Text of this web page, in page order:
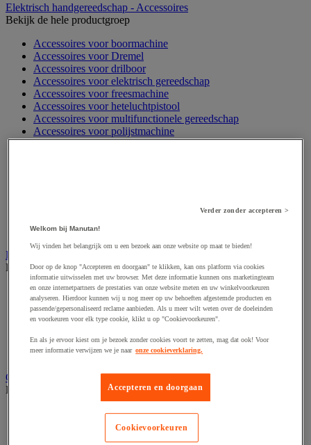
Elektrisch handgereedschap - Accessoires
Bekijk de hele productgroep
Accessoires voor boormachine
Accessoires voor Dremel
Accessoires voor drilboor
Accessoires voor elektrisch gereedschap
Accessoires voor freesmachine
Accessoires voor heteluchtpistool
Accessoires voor multifunctionele gereedschap
Accessoires voor polijstmachine
Accessoires voor schaafmachine
Accessoires voor zaag
Elektrische toebehoren en verlichting
Bekijk de hele productgroep
Accessoires voor elektrisch schakelpaneel
Batterij, oplader en kabel
Elektrische kabel
Verlengsnoer, stekkerdoos en kapelhaspel
Wandcontactdoos en schakelaar
Gereedschap opbergen
Bekijk de hele productgroep
Assortimentsdoos en gereedschapkoffer
Gereedschapskist en opbergtas
Gereedschapskoffer en versterkte kist
Verder zonder accepteren >
Welkom bij Manutan!
Wij vinden het belangrijk om u een bezoek aan onze website op maat te bieden!
Door op de knop "Accepteren en doorgaan" te klikken, kan ons platform via cookies
informatie uitwisselen met uw browser. Met deze informatie kunnen ons marketingteam
en onze internetpartners de prestaties van onze website meten en uw winkelvoorkeuren
analyseren. Hierdoor kunnen wij u nog meer op uw behoeften afgestemde producten en
passende/gepersonaliseerd reclame aanbieden. Als u meer wilt weten over de doeleinden
en voorkeuren voor elk type cookie, klikt u op "Cookievoorkeuren".
En als je ervoor kiest om je bezoek zonder cookies voort te zetten, mag dat ook! Voor
meer informatie verwijzen we je naar onze cookieverklaring.
Accepteren en doorgaan
Cookievoorkeuren